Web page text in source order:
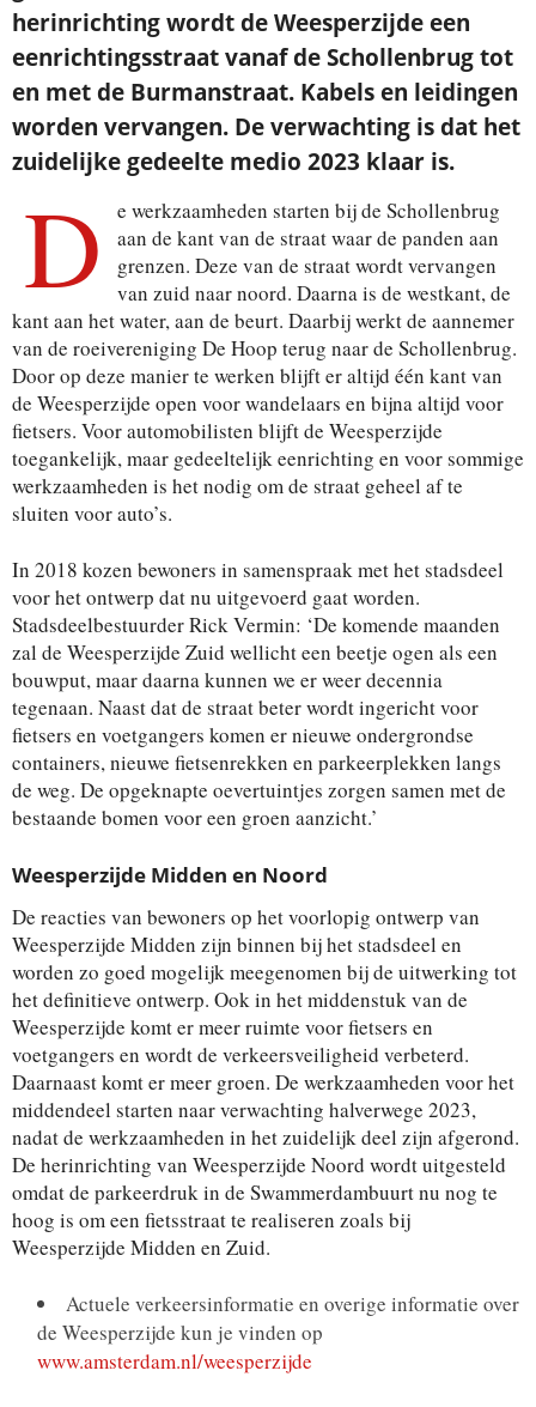
herinrichting wordt de Weesperzijde een
eenrichtingsstraat vanaf de Schollenbrug tot
en met de Burmanstraat. Kabels en leidingen
worden vervangen. De verwachting is dat het
zuidelijke gedeelte medio 2023 klaar is.
D
e werkzaamheden starten bij de Schollenbrug
aan de kant van de straat waar de panden aan
grenzen. Deze van de straat wordt vervangen
van zuid naar noord. Daarna is de westkant, de
kant aan het water, aan de beurt. Daarbij werkt de aannemer
van de roeivereniging De Hoop terug naar de Schollenbrug.
Door op deze manier te werken blijft er altijd één kant van
de Weesperzijde open voor wandelaars en bijna altijd voor
fietsers. Voor automobilisten blijft de Weesperzijde
toegankelijk, maar gedeeltelijk eenrichting en voor sommige
werkzaamheden is het nodig om de straat geheel af te
sluiten voor auto’s.
In 2018 kozen bewoners in samenspraak met het stadsdeel
voor het ontwerp dat nu uitgevoerd gaat worden.
Stadsdeelbestuurder Rick Vermin: ‘De komende maanden
zal de Weesperzijde Zuid wellicht een beetje ogen als een
bouwput, maar daarna kunnen we er weer decennia
tegenaan. Naast dat de straat beter wordt ingericht voor
fietsers en voetgangers komen er nieuwe ondergrondse
containers, nieuwe fietsenrekken en parkeerplekken langs
de weg. De opgeknapte oevertuintjes zorgen samen met de
bestaande bomen voor een groen aanzicht.’
Weesperzijde Midden en Noord
De reacties van bewoners op het voorlopig ontwerp van
Weesperzijde Midden zijn binnen bij het stadsdeel en
worden zo goed mogelijk meegenomen bij de uitwerking tot
het definitieve ontwerp. Ook in het middenstuk van de
Weesperzijde komt er meer ruimte voor fietsers en
voetgangers en wordt de verkeersveiligheid verbeterd.
Daarnaast komt er meer groen. De werkzaamheden voor het
middendeel starten naar verwachting halverwege 2023,
nadat de werkzaamheden in het zuidelijk deel zijn afgerond.
De herinrichting van Weesperzijde Noord wordt uitgesteld
omdat de parkeerdruk in de Swammerdambuurt nu nog te
hoog is om een fietsstraat te realiseren zoals bij
Weesperzijde Midden en Zuid.
Actuele verkeersinformatie en overige informatie over
de Weesperzijde kun je vinden op
www.amsterdam.nl/weesperzijde